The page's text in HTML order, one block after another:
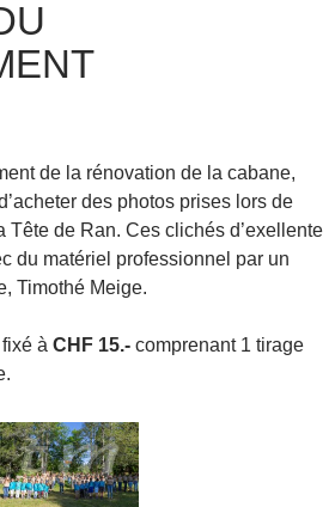
de la rénovation de la cabane,
des photos prises lors de
Tête de Ran. Ces clichés d’exellente
du matériel professionnel par un
Timothé Meige.
à CHF 15.- comprenant 1 tirage